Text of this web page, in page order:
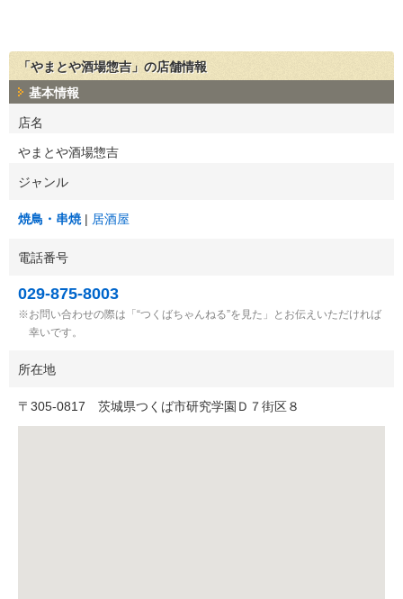
「やまとや酒場惣吉」の店舗情報
基本情報
店名
やまとや酒場惣吉
ジャンル
焼鳥・串焼 居酒屋
電話番号
029-875-8003
お問い合わせの際は「“つくばちゃんねる”を見た」とお伝えいただければ
幸いです。
所在地
〒 305-0817 茨城県つくば市研究学園Ｄ７街区８